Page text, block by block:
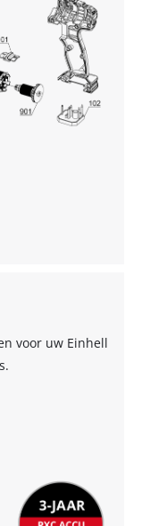
voor uw Einhell